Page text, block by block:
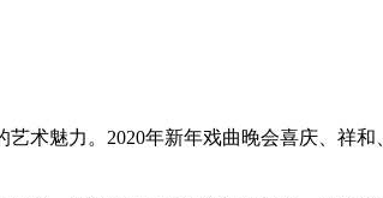
术魅力。2020年新年戏曲晚会喜庆、祥